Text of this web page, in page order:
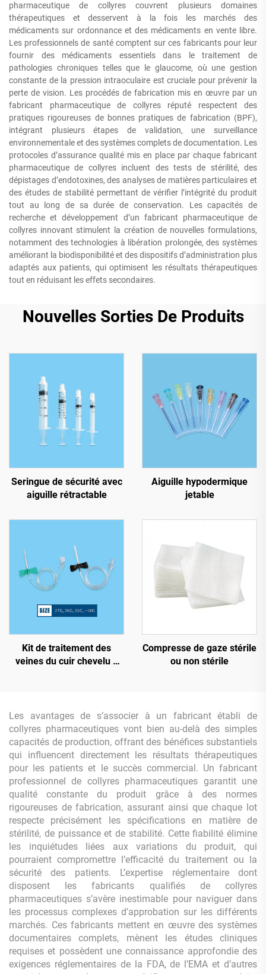
pharmaceutique de collyres couvrent plusieurs domaines
thérapeutiques et desservent à la fois les marchés des
médicaments sur ordonnance et des médicaments en vente libre.
Les professionnels de santé comptent sur ces fabricants pour leur
fournir des médicaments essentiels dans le traitement de
pathologies chroniques telles que le glaucome, où une gestion
constante de la pression intraoculaire est cruciale pour prévenir la
perte de vision. Les procédés de fabrication mis en œuvre par un
fabricant pharmaceutique de collyres réputé respectent des
pratiques rigoureuses de bonnes pratiques de fabrication (BPF),
intégrant plusieurs étapes de validation, une surveillance
environnementale et des systèmes complets de documentation. Les
protocoles d’assurance qualité mis en place par chaque fabricant
pharmaceutique de collyres incluent des tests de stérilité, des
dépistages d’endotoxines, des analyses de matières particulaires et
des études de stabilité permettant de vérifier l’intégrité du produit
tout au long de sa durée de conservation. Les capacités de
recherche et développement d’un fabricant pharmaceutique de
collyres innovant stimulent la création de nouvelles formulations,
notamment des technologies à libération prolongée, des systèmes
améliorant la biodisponibilité et des dispositifs d’administration plus
adaptés aux patients, qui optimisent les résultats thérapeutiques
tout en réduisant les effets secondaires.
Nouvelles Sorties De Produits
Seringue de sécurité avec
aiguille rétractable
Aiguille hypodermique
jetable
Kit de traitement des
veines du cuir chevelu à
Compresse de gaze stérile
ou non stérile
Les avantages de s’associer à un fabricant établi de
collyres pharmaceutiques vont bien au-delà des simples
capacités de production, offrant des bénéfices substantiels
qui influencent directement les résultats thérapeutiques
pour les patients et le succès commercial. Un fabricant
professionnel de collyres pharmaceutiques garantit une
qualité constante du produit grâce à des normes
rigoureuses de fabrication, assurant ainsi que chaque lot
respecte précisément les spécifications en matière de
stérilité, de puissance et de stabilité. Cette fiabilité élimine
les inquiétudes liées aux variations du produit, qui
pourraient compromettre l’efficacité du traitement ou la
sécurité des patients. L’expertise réglementaire dont
disposent les fabricants qualifiés de collyres
pharmaceutiques s’avère inestimable pour naviguer dans
les processus complexes d’approbation sur les différents
marchés. Ces fabricants mettent en œuvre des systèmes
documentaires complets, mènent les études cliniques
requises et possèdent une connaissance approfondie des
exigences réglementaires de la FDA, de l’EMA et d’autres